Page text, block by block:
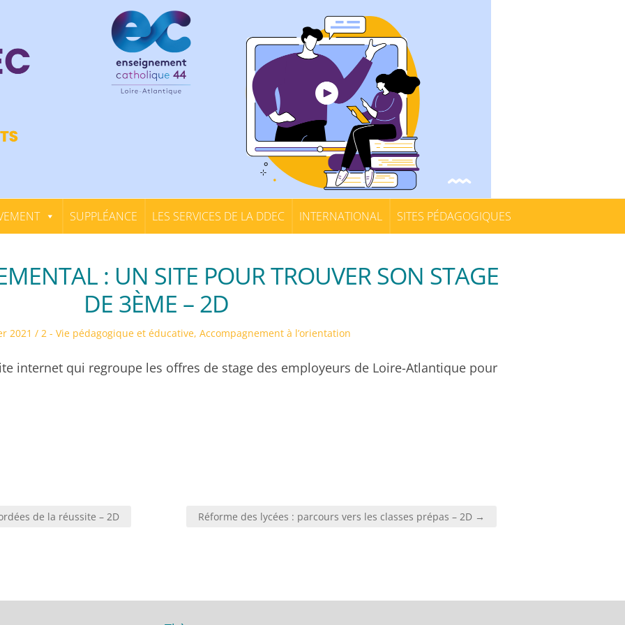
SUPPLÉANCE LES SERVICES DE LA DDEC INTERNATIONAL SITES PÉDAGOGIQUES
: UN SITE POUR TROUVER SON STAGE
DE 3ÈME – 2D
2021
Posted
2 - Vie pédagogique et éducative, Accompagnement à l’orientation
internet qui regroupe les offres de stage des employeurs de Loire-Atlantique pour
de la réussite – 2D Réforme des lycées : parcours vers les classes prépas – 2D →